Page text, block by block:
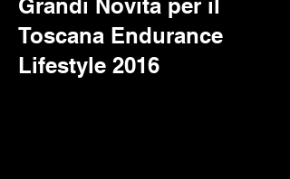
Grandi Novità per il
Toscana Endurance
Lifestyle 2016